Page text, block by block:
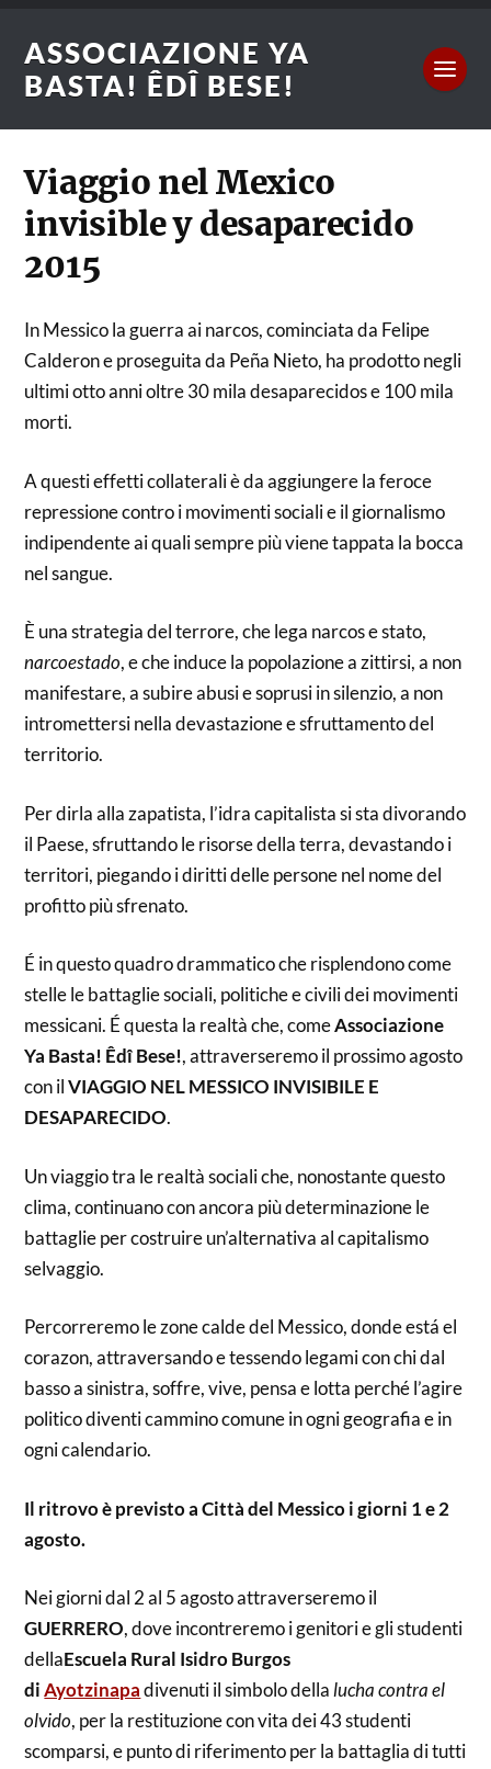
ASSOCIAZIONE YA
BASTA! ÊDÎ BESE!
Viaggio nel Mexico
invisible y desaparecido
2015
In Messico la guerra ai narcos, cominciata da Felipe
Calderon e proseguita da Peña Nieto, ha prodotto negli
ultimi otto anni oltre 30 mila desaparecidos e 100 mila
morti.
A questi effetti collaterali è da aggiungere la feroce
repressione contro i movimenti sociali e il giornalismo
indipendente ai quali sempre più viene tappata la bocca
nel sangue.
È una strategia del terrore, che lega narcos e stato,
narcoestado, e che induce la popolazione a zittirsi, a non
manifestare, a subire abusi e soprusi in silenzio, a non
intromettersi nella devastazione e sfruttamento del
territorio.
Per dirla alla zapatista, l’idra capitalista si sta divorando
il Paese, sfruttando le risorse della terra, devastando i
territori, piegando i diritti delle persone nel nome del
profitto più sfrenato.
É in questo quadro drammatico che risplendono come
stelle le battaglie sociali, politiche e civili dei movimenti
messicani. É questa la realtà che, comeAssociazione
Ya Basta! Êdî Bese!, attraverseremo il prossimo agosto
con ilVIAGGIO NEL MESSICO INVISIBILE E
DESAPARECIDO.
Un viaggio tra le realtà sociali che, nonostante questo
clima, continuano con ancora più determinazione le
battaglie per costruire un’alternativa al capitalismo
selvaggio.
Percorreremo le zone calde del Messico, donde está el
corazon, attraversando e tessendo legami con chi dal
basso a sinistra, soffre, vive, pensa e lotta perché l’agire
politico diventi cammino comune in ogni geografia e in
ogni calendario.
Il ritrovo è previsto a Città del Messico i giorni 1 e 2
agosto.
Nei giorni dal 2 al 5 agosto attraverseremo il
GUERRERO, dove incontreremo i genitori e gli studenti
dellaEscuela Rural Isidro Burgos
diAyotzinapadivenuti il simbolo della lucha contra el
olvido, per la restituzione con vita dei 43 studenti
scomparsi, e punto di riferimento per la battaglia di tutti